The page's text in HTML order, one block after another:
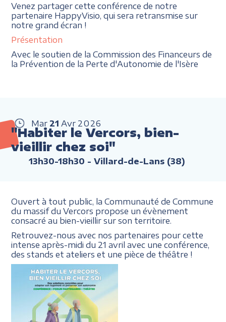
Venez partager cette conférence de notre
partenaire HappyVisio, qui sera retransmise sur
notre grand écran !
Présentation
Avec le soutien de la Commission des Financeurs de
la Prévention de la Perte d'Autonomie de l'Isère
Mar 21 Avr 2026
"Habiter le Vercors, bien-
vieillir chez soi"
13h30-18h30 - Villard-de-Lans (38)
Ouvert à tout public, la Communauté de Commune
du massif du Vercors propose un évènement
consacré au bien-vieillir sur son territoire.
Retrouvez-nous avec nos partenaires pour cette
intense après-midi du 21 avril avec une conférence,
des stands et ateliers et une pièce de théâtre !